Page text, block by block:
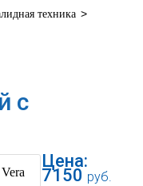
техника >
с
Цена:
7150 руб.